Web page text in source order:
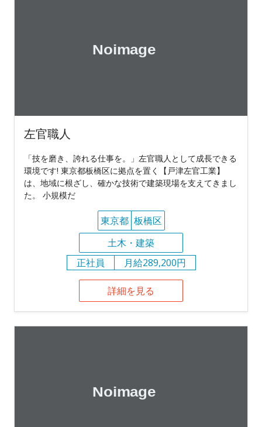
左官職人
「技を磨き、誇れる仕事を。」左官職人として成長できる
環境です! 東京都板橋区に拠点を置く【戸津左官工業】
は、地域に根ざし、確かな技術で建築現場を支えてきまし
た。 小規模だ
東京都 板橋区
土木・建築
正社員
月給289,200円
詳細を見る